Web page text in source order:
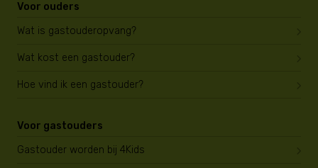
Voor ouders
Wat is gastouderopvang?
Wat kost een gastouder?
Hoe vind ik een gastouder?
Voor gastouders
Gastouder worden bij 4Kids